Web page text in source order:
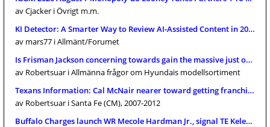
av Cjacker i Övrigt m.m.
KI Detector: A Smarter Way to Review AI-Assisted Content in 2026
av mars77 i Allmänt/Forumet
Is Frisman Jackson concerning towards gain the massive just one?
av Robertsuar i Allmänna frågor om Hyundais modellsortiment
Texans Information: Cal McNair nearer toward getting franchise
av Robertsuar i Santa Fe (CM), 2007-2012
Buffalo Charges launch WR Mecole Hardman Jr., signal TE Keleki